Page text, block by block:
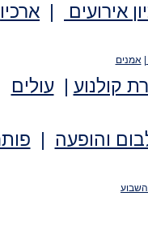
אירועים |
|אמנים
קולנוע |עולים
והופעה |
השבוע